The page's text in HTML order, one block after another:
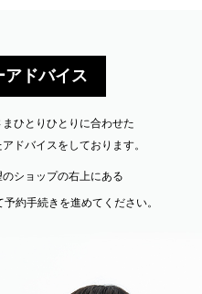
アドバイス
ひとりひとりに合わせた
ドバイスをしております。
ショップの右上にある
約手続きを進めてください。